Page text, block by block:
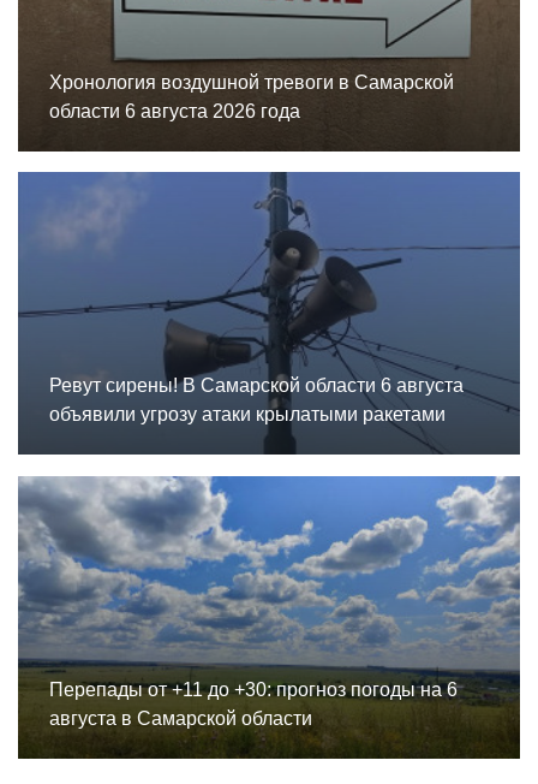
Хронология воздушной тревоги в Самарской
области 6 августа 2026 года
Ревут сирены! В Самарской области 6 августа
объявили угрозу атаки крылатыми ракетами
Перепады от +11 до +30: прогноз погоды на 6
августа в Самарской области